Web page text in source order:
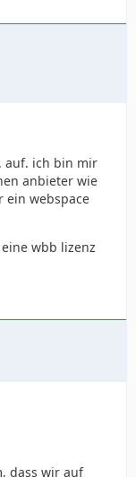
auf. ich bin mir
anbieter wie
ein webspace
wbb lizenz
dass wir auf